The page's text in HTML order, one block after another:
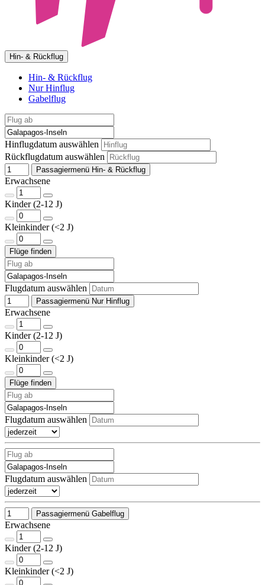
Hin- & Rückflug
Hin- & Rückflug
Nur Hinflug
Gabelflug
Hinflugdatum auswählen
Rückflugdatum auswählen
Passagiermenü Hin- & Rückflug
Erwachsene
Kinder (2-12 J)
Kleinkinder (<2 J)
Flugdatum auswählen
Passagiermenü Nur Hinflug
Erwachsene
Kinder (2-12 J)
Kleinkinder (<2 J)
Flugdatum auswählen
Flugdatum auswählen
Passagiermenü Gabelflug
Erwachsene
Kinder (2-12 J)
Kleinkinder (<2 J)